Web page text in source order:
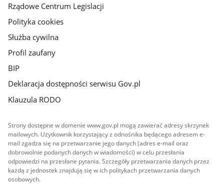
Rządowe Centrum Legislacji
Polityka cookies
Służba cywilna
Profil zaufany
BIP
Deklaracja dostępności serwisu Gov.pl
Klauzula RODO
Strony dostępne w domenie www.gov.pl mogą zawierać adresy skrzynek
mailowych. Użytkownik korzystający z odnośnika będącego adresem e-
mail zgadza się na przetwarzanie jego danych (adres e-mail oraz
dobrowolnie podanych danych w wiadomości) w celu przesłania
odpowiedzi na przesłane pytania. Szczegóły przetwarzania danych przez
każdą z jednostek znajdują się w ich politykach przetwarzania danych
osobowych.